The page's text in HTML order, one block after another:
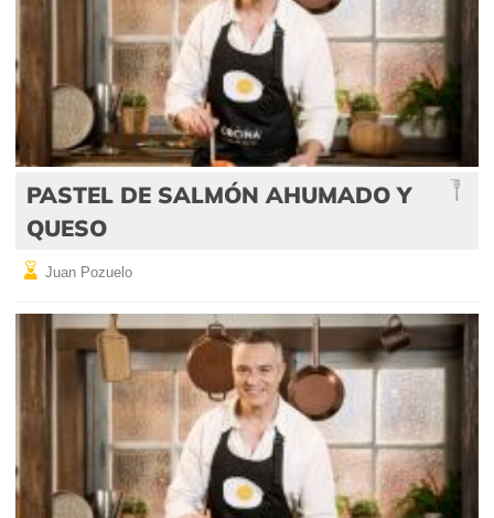
PASTEL DE SALMÓN AHUMADO Y
QUESO
Juan Pozuelo